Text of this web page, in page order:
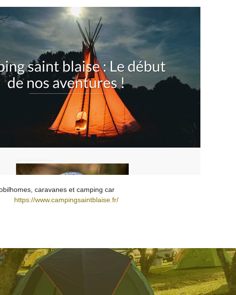
caravanes et camping car
https://www.campingsaintblaise.fr/